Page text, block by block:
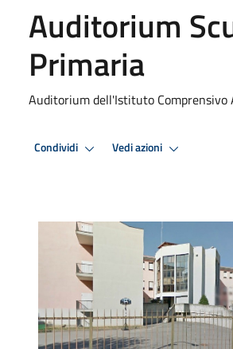
Auditorium
Primaria
Auditorium dell'Istituto Comprensivo
Condividi Vedi azioni